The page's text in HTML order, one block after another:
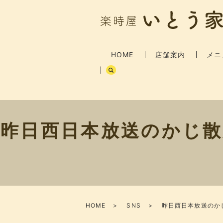
HOME 店舗案内 メ
昨日西日本放送のかじ
HOME SNS 昨日西日本放送の